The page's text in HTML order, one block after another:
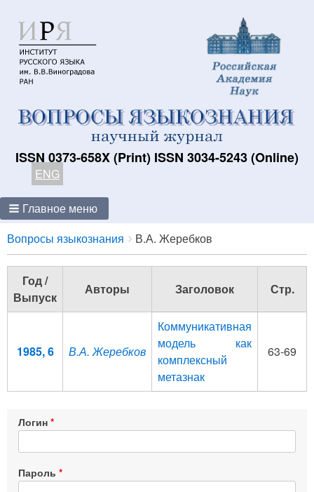
ISSN 0373-658X (Print) ISSN 3034-5243 (Online)
ENG
Главное меню
Breadcrumbs
You
are
here:
Вопросы языкознания В.А. Жеребков
Год /
Выпуск
Авторы Заголовок Стр.
1985, 6 В.А. Жеребков
Коммуникативная
модель как
комплексный
метазнак
63-69
Логин
Пароль